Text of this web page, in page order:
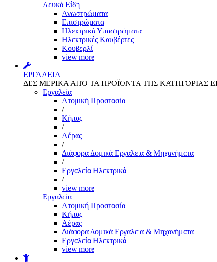
Λευκά Είδη
Ανωστρώματα
Επιστρώματα
Ηλεκτρικά Υποστρώματα
Ηλεκτρικές Κουβέρτες
Κουβερλί
view more
ΕΡΓΑΛΕΙΑ
ΔΕΣ ΜΕΡΙΚΑ ΑΠΌ ΤΑ ΠΡΟΪΌΝΤΑ ΤΗΣ ΚΑΤΗΓΟΡΙΑΣ
Εργαλεία
Aτομική Προστασία
/
Kήπος
/
Αέρας
/
Διάφορα Δομικά Εργαλεία & Μηχανήματα
/
Εργαλεία Ηλεκτρικά
/
view more
Εργαλεία
Aτομική Προστασία
Kήπος
Αέρας
Διάφορα Δομικά Εργαλεία & Μηχανήματα
Εργαλεία Ηλεκτρικά
view more